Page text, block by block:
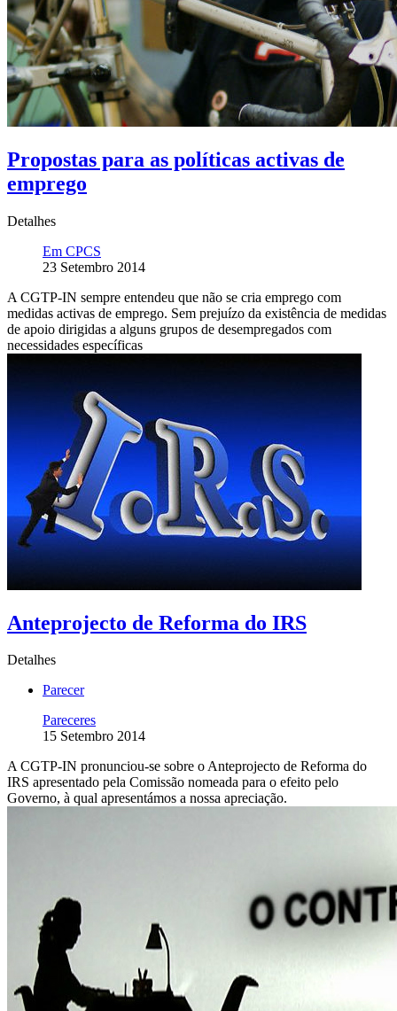
Propostas para as políticas activas de
emprego
Detalhes
Em CPCS
23 Setembro 2014
A CGTP-IN sempre entendeu que não se cria emprego com
medidas activas de emprego. Sem prejuízo da existência de medidas
de apoio dirigidas a alguns grupos de desempregados com
necessidades específicas
Anteprojecto de Reforma do IRS
Detalhes
Parecer
Pareceres
15 Setembro 2014
A CGTP-IN pronunciou-se sobre o Anteprojecto de Reforma do
IRS apresentado pela Comissão nomeada para o efeito pelo
Governo, à qual apresentámos a nossa apreciação.